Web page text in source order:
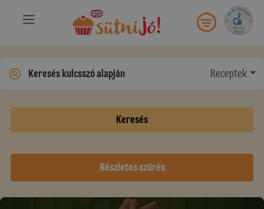
Receptek
Keresés
Részletes szűrés